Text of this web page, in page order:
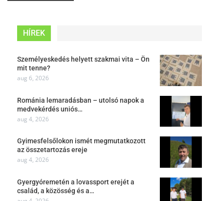
HÍREK
Személyeskedés helyett szakmai vita – Ön
mit tenne?
aug 6, 2026
Románia lemaradásban – utolsó napok a
medvekérdés uniós…
aug 4, 2026
Gyimesfelsőlokon ismét megmutatkozott
az összetartozás ereje
aug 4, 2026
Gyergyóremetén a lovassport erejét a
család, a közösség és a…